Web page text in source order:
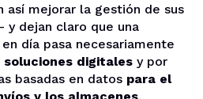
así mejorar la gestión de sus
y dejan claro que una
día pasa necesariamente
soluciones digitales y por
basadas en datos para el